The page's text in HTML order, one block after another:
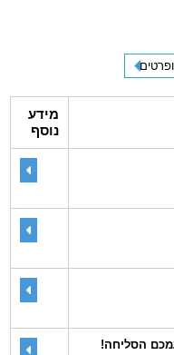
מידע
נוסף
הסליחה!